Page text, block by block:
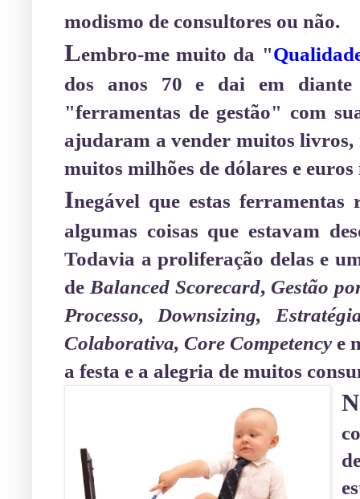
modismo de consultores ou não.
Lembro-me muito da "
dos anos 70 e dai em diante
"ferramentas de gestão" com
ajudaram a vender muitos
muitos milhões de dólares e
Inegável que estas
algumas coisas que estavam
Todavia a proliferação delas e
de Balanced Scorecard,Gestão
Processo, Downsizing,
Colaborativa, Core Competency e
a festa e a alegria de muitos
N